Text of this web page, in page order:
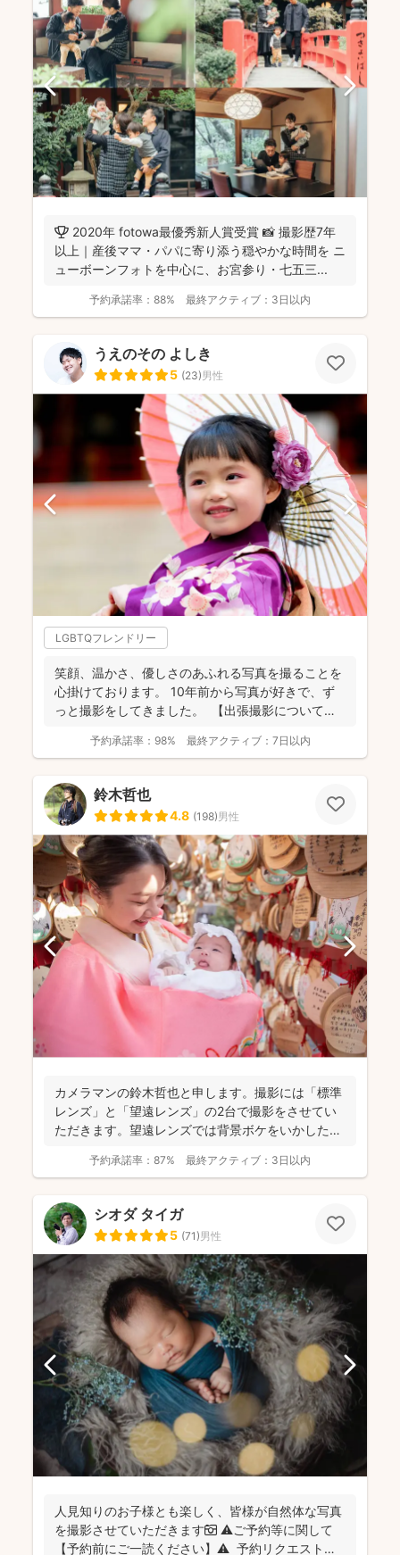
🏆 2020年 fotowa最優秀新人賞受賞 📸 撮影歴7年
以上｜産後ママ・パパに寄り添う穏やかな時間を ニ
ューボーンフォトを中心に、お宮参り・七五三...
予約承諾率： 88% 最終アクティブ： 3日以内
うえのその よしき
5 (23)男性
LGBTQフレンドリー
笑顔、温かさ、優しさのあふれる写真を撮ることを
心掛けております。 10年前から写真が好きで、ず
っと撮影をしてきました。 【出張撮影について】
予約承諾率： 98% 最終アクティブ： 7日以内
鈴木哲也
4.8 (198)男性
カメラマンの鈴木哲也と申します。撮影には「標準
レンズ」と「望遠レンズ」の2台で撮影をさせてい
ただきます。望遠レンズでは背景ボケをいかしたお
予約承諾率： 87% 最終アクティブ： 3日以内
シオダ タイガ
5 (71)男性
人見知りのお子様とも楽しく、皆様が自然体な写真
を撮影させていただきます📷 ⚠️ご予約等に関して
【予約前にご一読ください】⚠️ 予約リクエストの